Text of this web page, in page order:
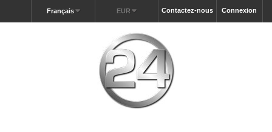
Connexion
Contactez-nous
EUR
Français